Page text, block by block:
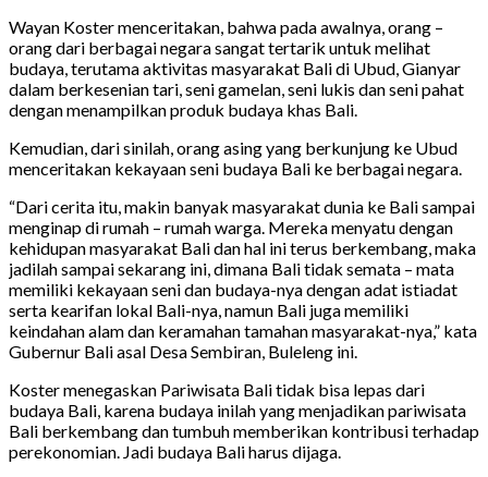
Wayan Koster menceritakan, bahwa pada awalnya, orang –
orang dari berbagai negara sangat tertarik untuk melihat
budaya, terutama aktivitas masyarakat Bali di Ubud, Gianyar
dalam berkesenian tari, seni gamelan, seni lukis dan seni pahat
dengan menampilkan produk budaya khas Bali.
Kemudian, dari sinilah, orang asing yang berkunjung ke Ubud
menceritakan kekayaan seni budaya Bali ke berbagai negara.
“Dari cerita itu, makin banyak masyarakat dunia ke Bali sampai
menginap di rumah – rumah warga. Mereka menyatu dengan
kehidupan masyarakat Bali dan hal ini terus berkembang, maka
jadilah sampai sekarang ini, dimana Bali tidak semata – mata
memiliki kekayaan seni dan budaya-nya dengan adat istiadat
serta kearifan lokal Bali-nya, namun Bali juga memiliki
keindahan alam dan keramahan tamahan masyarakat-nya,” kata
Gubernur Bali asal Desa Sembiran, Buleleng ini.
Koster menegaskan Pariwisata Bali tidak bisa lepas dari
budaya Bali, karena budaya inilah yang menjadikan pariwisata
Bali berkembang dan tumbuh memberikan kontribusi terhadap
perekonomian. Jadi budaya Bali harus dijaga.